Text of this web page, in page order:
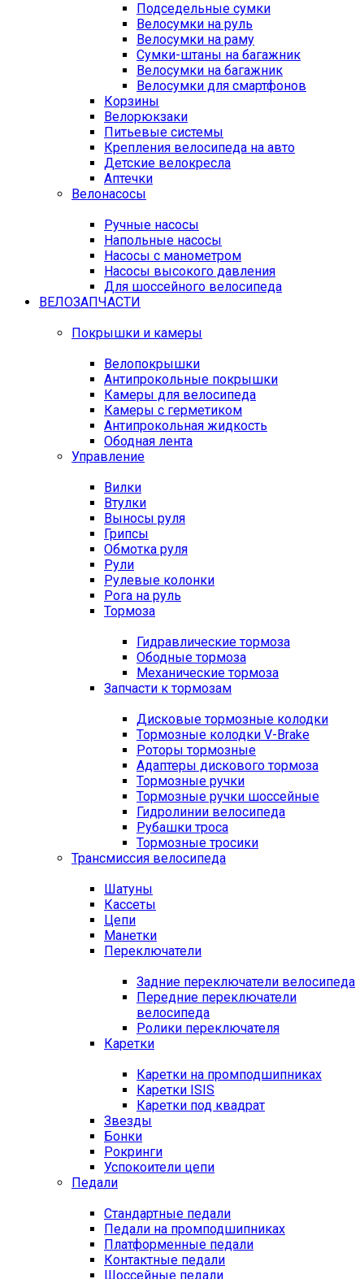
Подседельные сумки
Велосумки на руль
Велосумки на раму
Сумки-штаны на багажник
Велосумки на багажник
Велосумки для смартфонов
Корзины
Велорюкзаки
Питьевые системы
Крепления велосипеда на авто
Детские велокресла
Аптечки
Велонасосы
Ручные насосы
Напольные насосы
Насосы с манометром
Насосы высокого давления
Для шоссейного велосипеда
ВЕЛОЗАПЧАСТИ
Покрышки и камеры
Велопокрышки
Антипрокольные покрышки
Камеры для велосипеда
Камеры с герметиком
Антипрокольная жидкость
Ободная лента
Управление
Вилки
Втулки
Выносы руля
Грипсы
Обмотка руля
Рули
Рулевые колонки
Рога на руль
Тормоза
Гидравлические тормоза
Ободные тормоза
Механические тормоза
Запчасти к тормозам
Дисковые тормозные колодки
Тормозные колодки V-Brake
Роторы тормозные
Адаптеры дискового тормоза
Тормозные ручки
Тормозные ручки шоссейные
Гидролинии велосипеда
Рубашки троса
Тормозные тросики
Трансмиссия велосипеда
Шатуны
Кассеты
Цепи
Манетки
Переключатели
Задние переключатели велосипеда
Передние переключатели
велосипеда
Ролики переключателя
Каретки
Каретки на промподшипниках
Каретки ISIS
Каретки под квадрат
Звезды
Бонки
Рокринги
Успокоители цепи
Педали
Стандартные педали
Педали на промподшипниках
Платформенные педали
Контактные педали
Шоссейные педали